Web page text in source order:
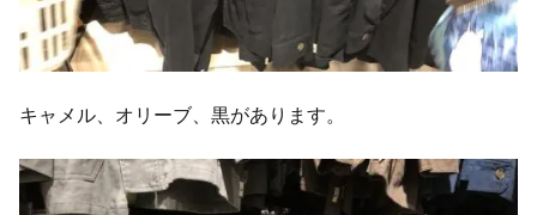
キャメル、オリーブ、黒があります。